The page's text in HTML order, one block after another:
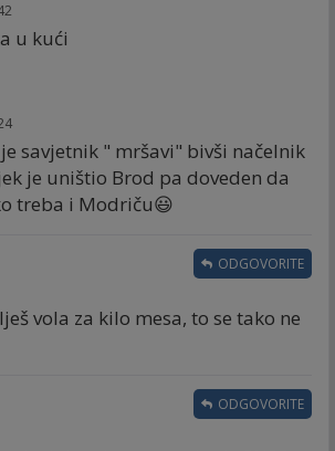
u kući
savjetnik " mršavi" bivši načelnik
je uništio Brod pa doveden da
treba i Modriču😃
vola za kilo mesa, to se tako ne
ODGOVORITE
ODGOVORITE